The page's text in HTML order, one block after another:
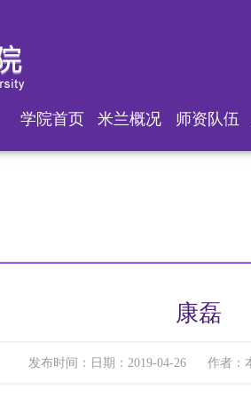
学院首页 米兰概况 师资队伍
康磊
发布时间：日期：2019-04-26 作者